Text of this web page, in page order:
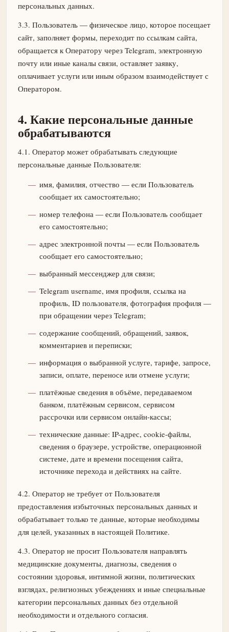
персональных данных.
3.3. Пользователь — физическое лицо, которое посещает
сайт, заполняет формы, переходит по ссылкам сайта,
обращается к Оператору через Telegram, электронную
почту или иные каналы связи, оставляет заявку,
оплачивает услуги или иным образом взаимодействует с
Оператором.
4. Какие персональные данные
обрабатываются
4.1. Оператор может обрабатывать следующие
персональные данные Пользователя:
имя, фамилия, отчество — если Пользователь
сообщает их самостоятельно;
номер телефона — если Пользователь сообщает
его самостоятельно;
адрес электронной почты — если Пользователь
сообщает его самостоятельно;
выбранный мессенджер для связи;
Telegram username, имя профиля, ссылка на
профиль, ID пользователя, фотография профиля —
при обращении через Telegram;
содержание сообщений, обращений, заявок,
комментариев и переписки;
информация о выбранной услуге, тарифе, запросе,
записи, оплате, переносе или отмене услуги;
платёжные сведения в объёме, передаваемом
банком, платёжным сервисом, сервисом
рассрочки или сервисом онлайн-кассы;
технические данные: IP-адрес, cookie-файлы,
сведения о браузере, устройстве, операционной
системе, дате и времени посещения сайта,
источнике перехода и действиях на сайте.
4.2. Оператор не требует от Пользователя
предоставления избыточных персональных данных и
обрабатывает только те данные, которые необходимы
для целей, указанных в настоящей Политике.
4.3. Оператор не просит Пользователя направлять
медицинские документы, диагнозы, сведения о
состоянии здоровья, интимной жизни, политических
взглядах, религиозных убеждениях и иные специальные
категории персональных данных без отдельной
необходимости и отдельного согласия.